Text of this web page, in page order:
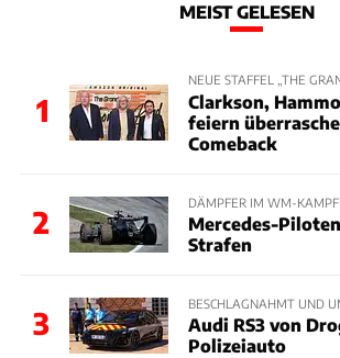
MEIST GELESEN
1
NEUE STAFFEL „THE
Clarkson,
feiern
Comeback
2
DÄMPFER IM WM-KAMPF
Mercedes-
Strafen
3
BESCHLAGNAHMT UND
Audi RS3 von
Polizeiauto